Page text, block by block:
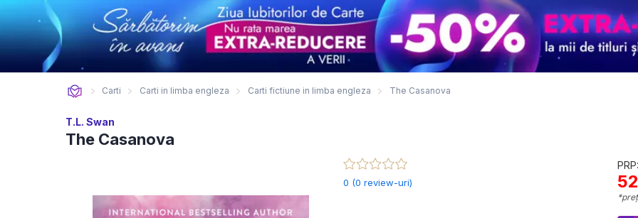
Carti Carti in limba engleza Carti fictiune in limba engleza The Casanova
T.L. Swan
The Casanova
0 (0 review-uri)